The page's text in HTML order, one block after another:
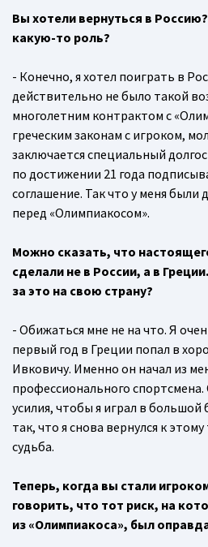
Вы хотели вернуться в
какую-то роль?
- Конечно, я хотел поиграть в
действительно не было такой
многолетним контрактом с
греческим законам с игроком,
заключается специальный
по достижении 21 года
соглашение. Так что у меня были
перед «Олимпиакосом».
Можно сказать, что
сделали не в России, а в
за это на свою страну?
- Обижаться мне не на что. Я
первый год в Греции попал в
Ивковичу. Именно он начал из
профессионального
усилия, чтобы я играл в большой
так, что я снова вернулся к
судьба.
Теперь, когда вы стали
говорить, что тот риск, на
из «Олимпиакоса», был